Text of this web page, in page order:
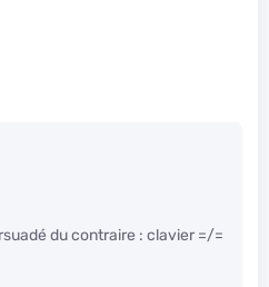
du contraire : clavier =/=